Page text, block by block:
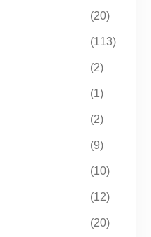
(20)
(113)
(2)
(1)
(2)
(9)
(10)
(12)
(20)